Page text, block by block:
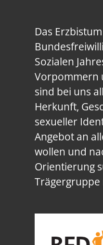
Das
Sozialen
Vorpommern
sind bei uns
Herkunft,
sexueller
Angebot an
wollen und
Orientierung